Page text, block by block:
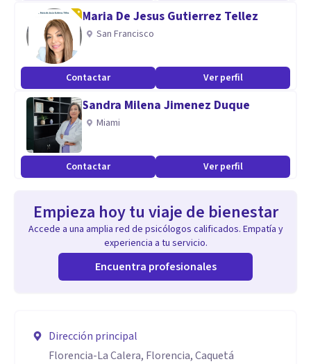
Maria De Jesus Gutierrez Tellez
San Francisco
Contactar Ver perfil
Sandra Milena Jimenez Duque
Miami
Contactar Ver perfil
Empieza hoy tu viaje de bienestar
Accede a una amplia red de psicólogos calificados. Empatía y
experiencia a tu servicio.
Encuentra profesionales
Dirección principal
Florencia-La Calera, Florencia, Caquetá